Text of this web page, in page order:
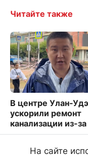
Читайте также
В центре Улан-Удэ
ускорили ремонт
канализации из-
На сайте